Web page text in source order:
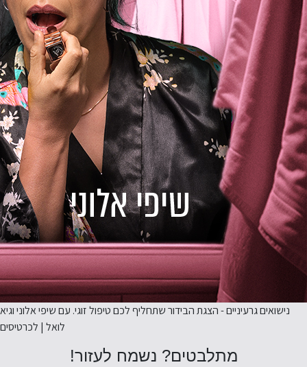
נישואים גרעיניים - הצגת הבידור שתחליף לכם טיפול זוגי. עם שיפי אלוני וגיא
לואל | לכרטיסים
מתלבטים? נשמח לעזור!